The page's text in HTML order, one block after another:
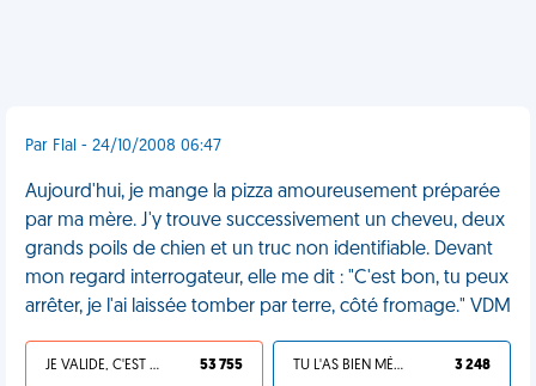
Par Flal - 24/10/2008 06:47
Aujourd'hui, je mange la pizza amoureusement préparée
par ma mère. J'y trouve successivement un cheveu, deux
grands poils de chien et un truc non identifiable. Devant
mon regard interrogateur, elle me dit : "C'est bon, tu peux
arrêter, je l'ai laissée tomber par terre, côté fromage." VDM
JE VALIDE, C'EST UNE VDM 53 755 TU L'AS BIEN MÉRITÉ 3 248